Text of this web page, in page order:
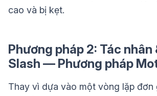
cao và bị kẹt.
Phương pháp 2: Tác nhân
Slash — Phương pháp
Thay vì dựa vào một vòng lặp đơn